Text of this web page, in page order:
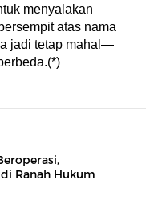
menyalakan
atas nama
jadi tetap mahal—
Ranah Hukum